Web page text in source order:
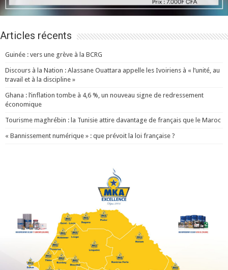
Articles récents
Guinée : vers une grève à la BCRG
Discours à la Nation : Alassane Ouattara appelle les Ivoiriens à « l’unité, au
travail et à la discipline »
Ghana : l’inflation tombe à 4,6 %, un nouveau signe de redressement
économique
Tourisme maghrébin : la Tunisie attire davantage de français que le Maroc
« Bannissement numérique » : que prévoit la loi française ?